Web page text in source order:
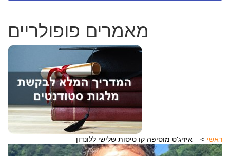
מאמרים פופולריים
ראשי איזיג'ט מוסיפה קו טיסות שלישי ללונדון